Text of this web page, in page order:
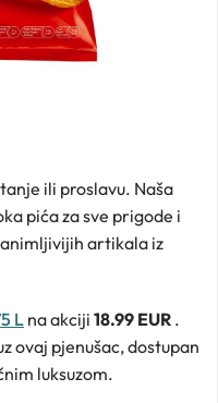
ili proslavu. Naša
pića za sve prigode i
artikala iz
L na akciji 18.99 EUR .
ovaj pjenušac, dostupan
luksuzom.